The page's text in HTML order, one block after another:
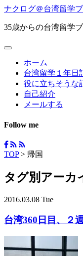
ナクログ＠台湾留学
35歳からの台湾留学
ホーム
台湾留学１年日
役に立ちそうな
自己紹介
メールする
Follow me
TOP> 帰国
タグ別アーカ
2016.03.08 Tue
台湾360日目、２